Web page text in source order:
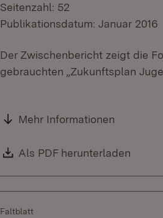
Seitenzahl: 52
Publikationsdatum: Januar 2016
Der Zwischenbericht zeigt die
gebrauchten „Zukunftsplan
Mehr Informationen
Download:
Als PDF herunterladen
Faltblatt